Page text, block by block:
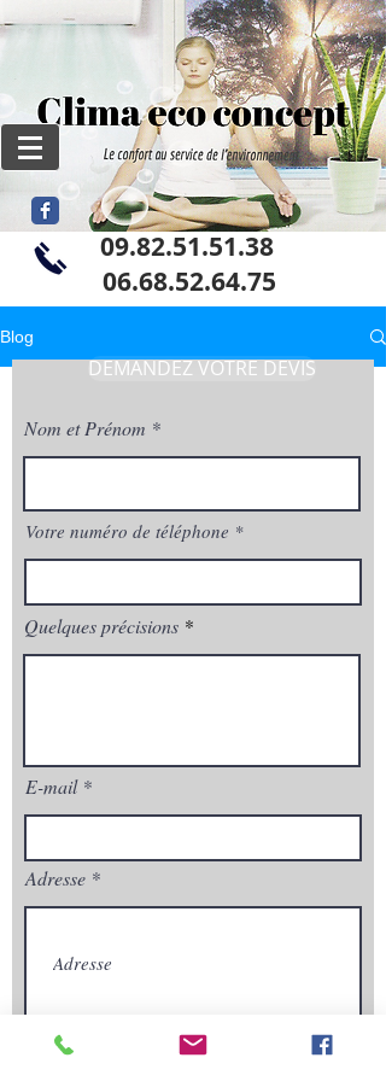
09.82.51.51.38
06.68.52.64.75
Blog
DEMANDEZ VOTRE DEVIS
Nom et Prénom
Votre numéro de téléphone
Quelques précisions
E-mail
Adresse
Envoyez